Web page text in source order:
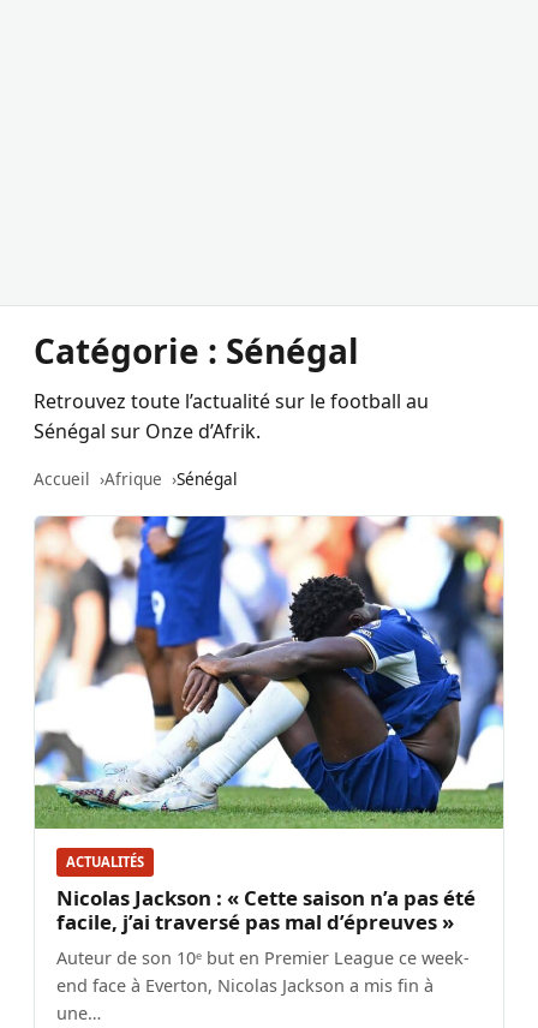
Catégorie : Sénégal
Retrouvez toute l’actualité sur le football au
Sénégal sur Onze d’Afrik.
Accueil Afrique Sénégal
ACTUALITÉS
Nicolas Jackson : « Cette saison n’a pas été
facile, j’ai traversé pas mal d’épreuves »
Auteur de son 10ᵉ but en Premier League ce week-
end face à Everton, Nicolas Jackson a mis fin à
une…